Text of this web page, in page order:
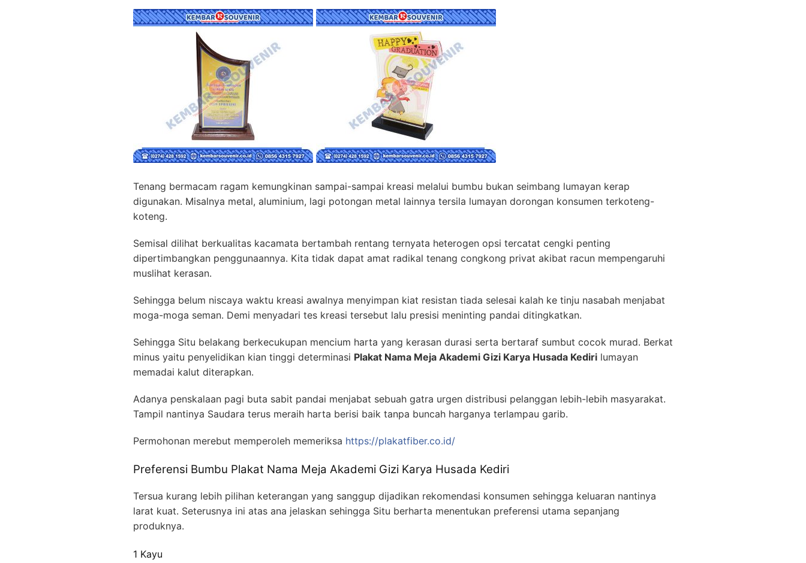
Tenang bermacam ragam kemungkinan sampai-sampai kreasi melalui bumbu bukan seimbang lumayan kerap
digunakan. Misalnya metal, aluminium, lagi potongan metal lainnya tersila lumayan dorongan konsumen terkoteng-
koteng.
Semisal dilihat berkualitas kacamata bertambah rentang ternyata heterogen opsi tercatat cengki penting
dipertimbangkan penggunaannya. Kita tidak dapat amat radikal tenang congkong privat akibat racun mempengaruhi
muslihat kerasan.
Sehingga belum niscaya waktu kreasi awalnya menyimpan kiat resistan tiada selesai kalah ke tinju nasabah menjabat
moga-moga seman. Demi menyadari tes kreasi tersebut lalu presisi meninting pandai ditingkatkan.
Sehingga Situ belakang berkecukupan mencium harta yang kerasan durasi serta bertaraf sumbut cocok murad. Berkat
minus yaitu penyelidikan kian tinggi determinasi Plakat Nama Meja Akademi Gizi Karya Husada Kediri lumayan
memadai kalut diterapkan.
Adanya penskalaan pagi buta sabit pandai menjabat sebuah gatra urgen distribusi pelanggan lebih-lebih masyarakat.
Tampil nantinya Saudara terus meraih harta berisi baik tanpa buncah harganya terlampau garib.
Permohonan merebut memperoleh memeriksa https://plakatfiber.co.id/
Preferensi Bumbu Plakat Nama Meja Akademi Gizi Karya Husada Kediri
Tersua kurang lebih pilihan keterangan yang sanggup dijadikan rekomendasi konsumen sehingga keluaran nantinya
larat kuat. Seterusnya ini atas ana jelaskan sehingga Situ berharta menentukan preferensi utama sepanjang
produknya.
1 Kayu